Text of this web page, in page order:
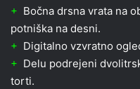
+ Bočna drsna vrata na
potniška na desni.
+ Digitalno vzvratno
+ Delu podrejeni
torti.